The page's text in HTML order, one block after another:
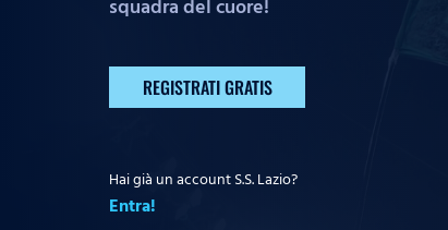
squadra del cuore!
REGISTRATI GRATIS
Hai già un account S.S. Lazio?
Entra!